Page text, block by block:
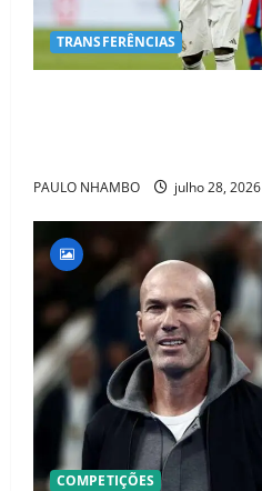
TRANSFERÊNCIAS
PAULO NHAMBO julho 28, 2026
COMPETIÇÕES